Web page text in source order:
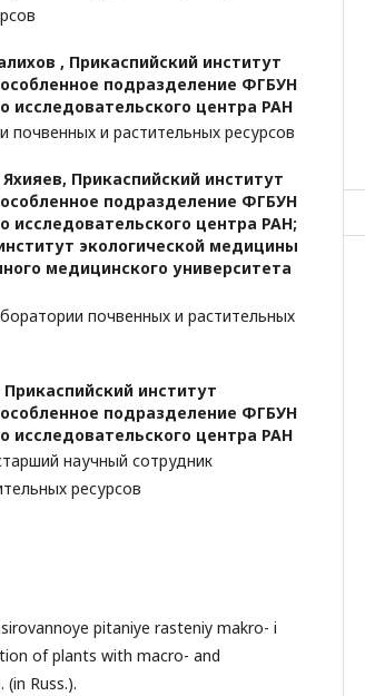
, Прикаспийский институт
подразделение ФГБУН
исследовательского центра РАН
почвенных и растительных ресурсов
Прикаспийский институт
подразделение ФГБУН
исследовательского центра РАН;
экологической медицины
медицинского университета
почвенных и растительных
Прикаспийский институт
подразделение ФГБУН
исследовательского центра РАН
научный сотрудник
ресурсов
pitaniye rasteniy makro- i
of plants with macro- and
Russ.).